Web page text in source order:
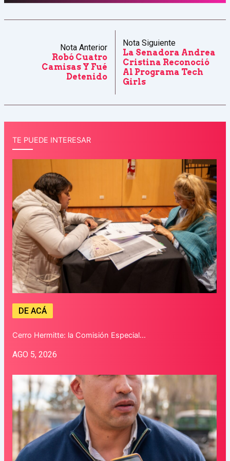
Nota Anterior
Robó Cuatro
Camisas Y Fué
Detenido
Nota Siguiente
La Senadora Andrea
Cristina Reconoció
Al Programa Tech
Girls
TE PUEDE INTERESAR
DE ACÁ
Cerro Hermitte: la Comisión Especial…
AGO 5, 2026